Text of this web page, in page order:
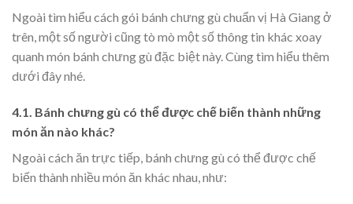
Ngoài tìm hiểu cách gói bánh chưng gù chuẩn vị Hà Giang ở
trên, một số người cũng tò mò một số thông tin khác xoay
quanh món bánh chưng gù đặc biệt này. Cùng tìm hiểu thêm
dưới đây nhé.
4.1. Bánh chưng gù có thể được chế biến thành những
món ăn nào khác?
Ngoài cách ăn trực tiếp, bánh chưng gù có thể được chế
biến thành nhiều món ăn khác nhau, như: